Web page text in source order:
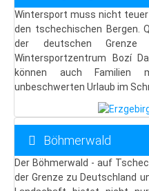
Aktuelle Angebote:
Kontakt: Ihre Reise-
Kontakt: Ihre Reise-
Prag: Insider-Tipps
Lastminute
Wintersport muss nicht
den tschechischen Bergen.
der deutschen
Wintersportzentrum Bozí
können auch Familien
unbeschwerten Urlaub im
Böhmerwald
Der Böhmerwald - auf
der Grenze zu Deutschland